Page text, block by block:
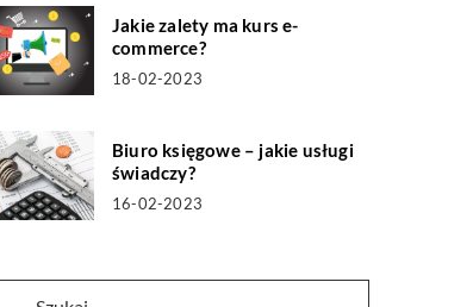
Jakie zalety ma kurs e-
commerce?
18-02-2023
Biuro księgowe – jakie usługi
świadczy?
16-02-2023